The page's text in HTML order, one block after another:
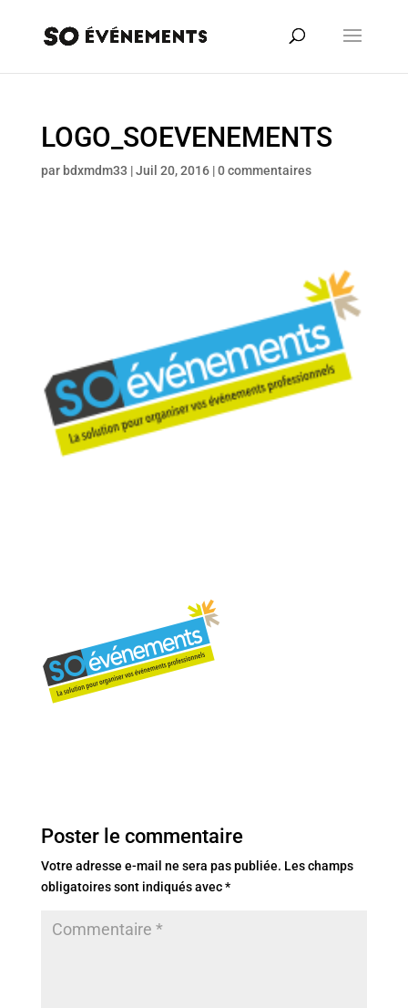
LOGO_SOEVENEMENTS
par bdxmdm33 |Juil 20, 2016|0 commentaires
Poster le commentaire
Votre adresse e-mail ne sera pas publiée. Les champs
obligatoires sont indiqués avec*